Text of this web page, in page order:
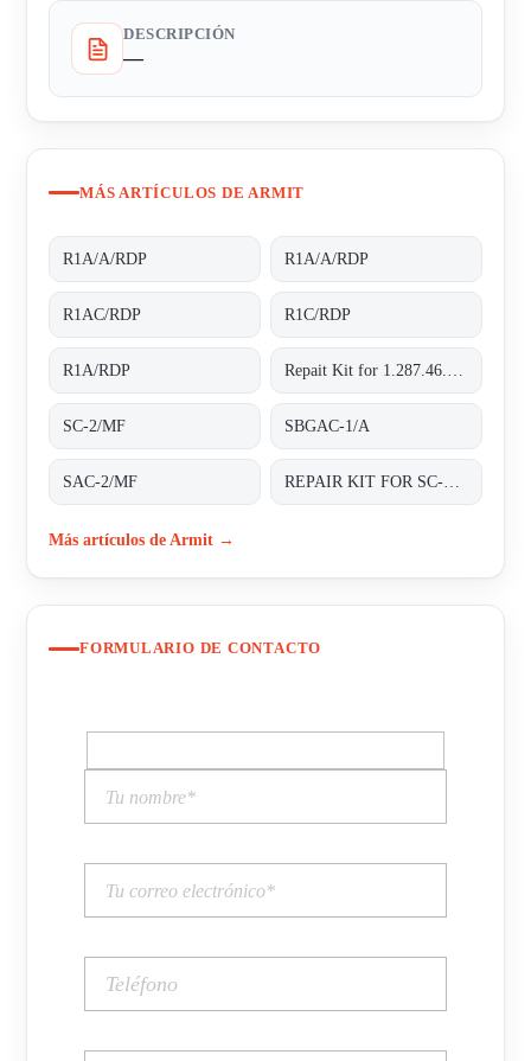
DESCRIPCIÓN
—
MÁS ARTÍCULOS DE ARMIT
R1A/A/RDP R1A/A/RDP
R1AC/RDP R1C/RDP
R1A/RDP
SC-2/MF SBGAC-1/A
SAC-2/MF
Más artículos de Armit →
FORMULARIO DE CONTACTO